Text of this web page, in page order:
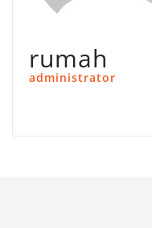
rumah
administrator